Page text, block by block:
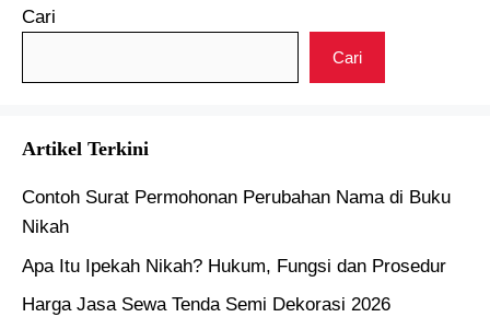
Cari
Cari
Artikel Terkini
Contoh Surat Permohonan Perubahan Nama di Buku
Nikah
Apa Itu Ipekah Nikah? Hukum, Fungsi dan Prosedur
Harga Jasa Sewa Tenda Semi Dekorasi 2026